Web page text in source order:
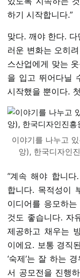
하기 시작합니다.”
맞다. 깨야 한다.
러운 변화는 오히
스산업에게 맞는
을 입고 뛰어다닐
시작했을 뿐이다.
이야기를 나누고
앙), 한국디자인
“계속 해야 합니
합니다. 목적성이
이디어를 응모하
것도 좋습니다. 자
제공하고 채우는
이에요. 보통 경직
‘숙제’는 잘 하는
서 공모전을 진행